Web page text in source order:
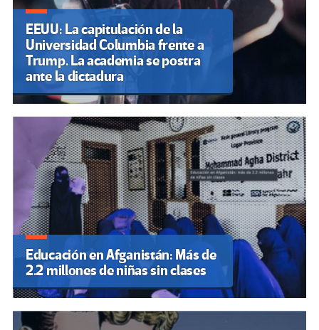
EEUU: La capitulación de la
Universidad Columbia frente a
Trump. La academia se postra
ante la dictadura
Educación en Afganistán: Más de
2.2 millones de niñas sin clases